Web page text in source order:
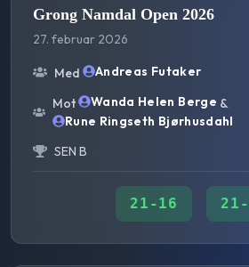
Grong Namdal Open 2026
27. februar 2026
Med
Andreas Futaker
Mot
Wanda Helen Berge &
Rune Ringseth Bjørhusdahl
SEN B
21 -16 21 -